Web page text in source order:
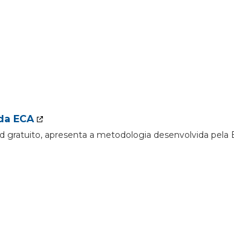
ECA
gratuito, apresenta a metodologia desenvolvida